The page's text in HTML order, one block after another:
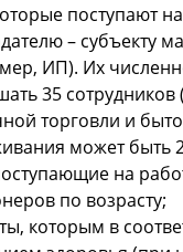
поступают
– субъекту
ИП). Их
35 сотрудников
торговли и
может быть
на
по возрасту;
которым в